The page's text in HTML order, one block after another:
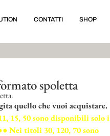
CONTATTI SHOP
spoletta
quello che vuoi acquistare.
15, 50 sono disponibili solo i
Nei titoli 30, 120, 70 sono